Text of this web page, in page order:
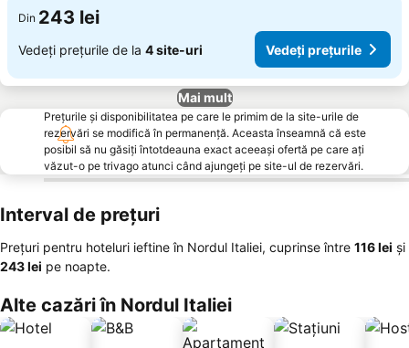
Din 243 lei
Vedeți prețurile de la 4 site-uri Vedeți prețurile
Mai mult
Prețurile și disponibilitatea pe care le primim de la site-urile de
rezervări se modifică în permanență. Aceasta înseamnă că este
posibil să nu găsiți întotdeauna exact aceeași ofertă pe care ați
văzut-o pe trivago atunci când ajungeți pe site-ul de rezervări.
Interval de prețuri
Prețuri pentru hoteluri ieftine în Nordul Italiei, cuprinse între ‎116 lei și
‎243 lei pe noapte.
Alte cazări în Nordul Italiei